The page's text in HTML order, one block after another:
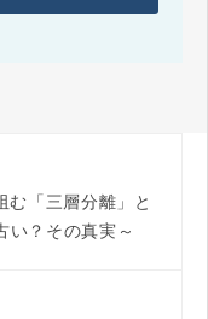
む「三層分離」と
い？その真実～